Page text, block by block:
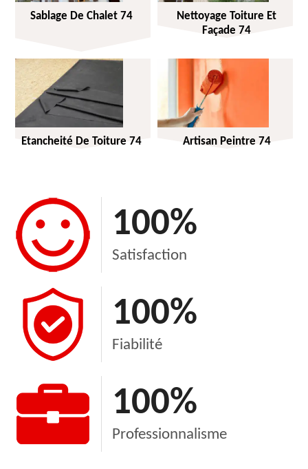
Sablage De Chalet 74
Nettoyage Toiture Et
Façade 74
Etancheité De Toiture 74 Artisan Peintre 74
100%
Satisfaction
100%
Fiabilité
100%
Professionnalisme